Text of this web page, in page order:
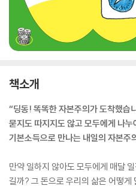
책소개
“딩동! 똑똑한 자본주의가 도착했습
묻지도 따지지도 않고 모두에게 나
기본소득으로 만나는 내일의 자본주
만약 일하지 않아도 모두에게 매달
길까? 그 돈으로 우리의 삶은 어떻